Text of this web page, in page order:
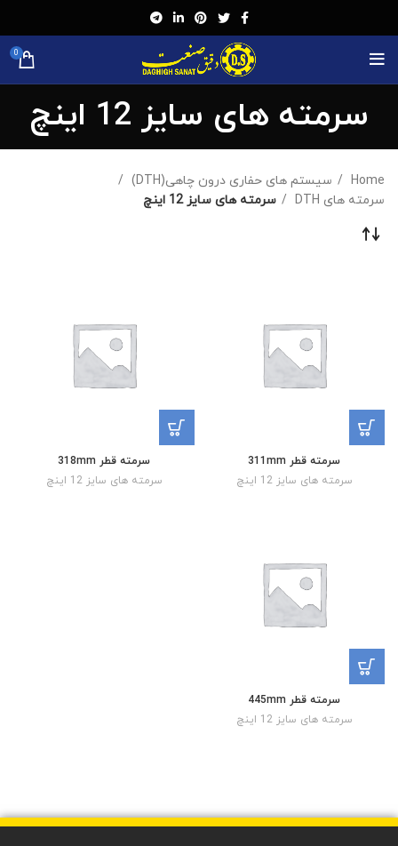
0
سرمته های سایز 12 اینچ
Home
سیستم های حفاری درون چاهی(DTH)
سرمته های DTH
سرمته های سایز 12 اینچ
سرمته قطر 311mm
سرمته های سایز 12 اینچ
سرمته قطر 318mm
سرمته های سایز 12 اینچ
سرمته قطر 445mm
سرمته های سایز 12 اینچ